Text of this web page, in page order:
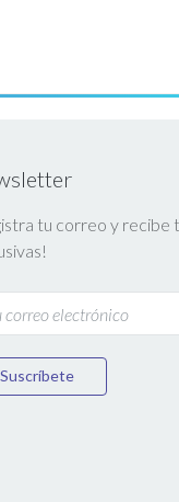
tu correo y recibe
Suscríbete